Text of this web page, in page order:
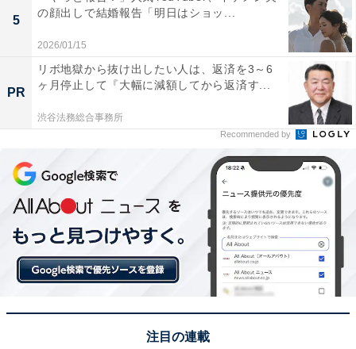
5
の顔出しで結婚報告「明日はショッ...
2026/01/15
PR
リボ地獄から抜け出したい人は、返済を3～6
ヶ月停止して『大幅に減額してから返済す...
渋谷法務総合事務所
Recommended by
注目の連載